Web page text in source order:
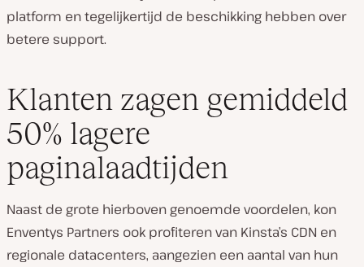
platform en tegelijkertijd de beschikking hebben over
betere support.
Klanten zagen gemiddeld
50% lagere
paginalaadtijden
Naast de grote hierboven genoemde voordelen, kon
Enventys Partners ook profiteren van Kinsta’s CDN en
regionale datacenters, aangezien een aantal van hun